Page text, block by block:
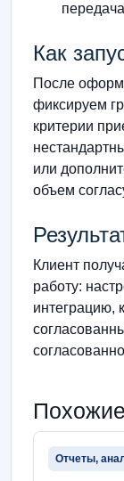
Как
После
фиксируем
критерии
или
объем
Клиент
работу:
интеграцию,
Отчеты,